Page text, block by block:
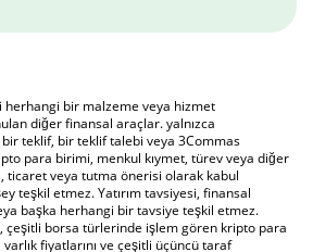
herhangi bir malzeme veya hizmet
diğer finansal araçlar. yalnızca
bir teklif, bir teklif talebi veya 3Commas
para birimi, menkul kıymet, türev veya diğer
ticaret veya tutma önerisi olarak kabul
teşkil etmez. Yatırım tavsiyesi, finansal
başka herhangi bir tavsiye teşkil etmez.
çeşitli borsa türlerinde işlem gören kripto para
fiyatlarını ve çeşitli üçüncü taraf